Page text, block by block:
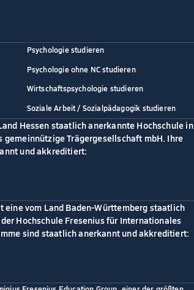
Psychologie studieren
Psychologie ohne NC studieren
Wirtschaftspsychologie studieren
Soziale Arbeit / Sozialpädagogik studieren
Hessen staatlich anerkannte Hochschule in
gemeinnützige Trägergesellschaft mbH. Ihre
und akkreditiert:
eine vom Land Baden-Württemberg staatlich
Hochschule Fresenius für Internationales
sind staatlich anerkannt und akkreditiert: